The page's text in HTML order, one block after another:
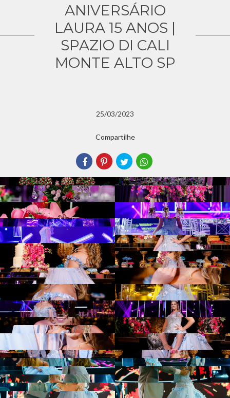
ANIVERSÁRIO
LAURA 15 ANOS |
SPAZIO DI CALI
MONTE ALTO SP
25/03/2023
Compartilhe